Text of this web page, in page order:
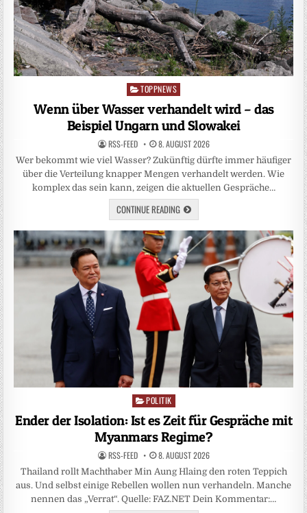
Posted
TOPPNEWS
Wenn über Wasser verhandelt wird – das
Beispiel Ungarn und Slowakei
RSS-FEED 8. AUGUST 2026
Wer bekommt wie viel Wasser? Zukünftig dürfte immer häufiger
über die Verteilung knapper Mengen verhandelt werden. Wie
komplex das sein kann, zeigen die aktuellen Gespräche…
CONTINUE READING
Posted
in
POLITIK
Ender der Isolation: Ist es Zeit für Gespräche mit
Myanmars Regime?
RSS-FEED 8. AUGUST 2026
Thailand rollt Machthaber Min Aung Hlaing den roten Teppich
aus. Und selbst einige Rebellen wollen nun verhandeln. Manche
nennen das „Verrat“. Quelle: FAZ.NET Dein Kommentar:…